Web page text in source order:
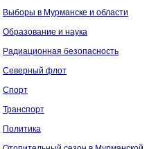
Выборы в Мурманске и области
Образование и наука
Радиационная безопасность
Северный флот
Спорт
Транспорт
Политика